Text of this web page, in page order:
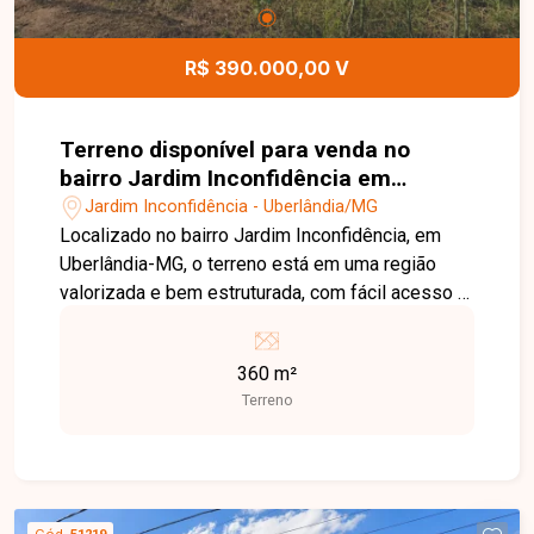
R$ 390.000,00 V
Terreno disponível para venda no
bairro Jardim Inconfidência em
Uberlândia MG
Jardim Inconfidência - Uberlândia/MG
Localizado no bairro Jardim Inconfidência, em
Uberlândia-MG, o terreno está em uma região
valorizada e bem estruturada, com fácil acesso a
ideal para quem busca praticidade e excelente
potencial de construção. Terreno com 360m², em
excelente localização, proporcionando espaço
crescimento, entre em contato agora mesmo e
360 m²
Terreno